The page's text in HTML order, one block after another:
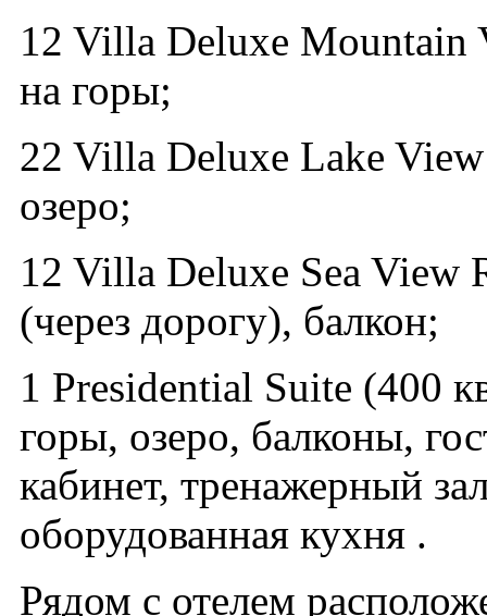
12 Villa Deluxe Mountain
на горы;
22 Villa Deluxe Lake
озеро;
12 Villa Deluxe Sea View
(через дорогу), балкон;
1 Presidential Suite (400
горы, озеро, балконы,
кабинет, тренажерный
оборудованная кухня .
Рядом с отелем